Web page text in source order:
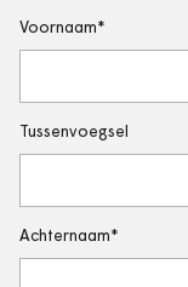
Voornaam
Tussenvoegsel
Achternaam